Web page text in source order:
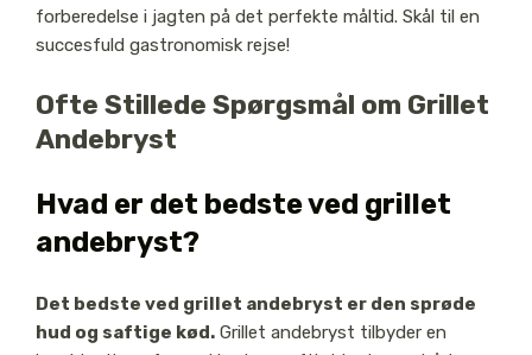
forberedelse i jagten på det perfekte måltid. Skål til en
succesfuld gastronomisk rejse!
Ofte Stillede Spørgsmål om Grillet
Andebryst
Hvad er det bedste ved grillet
andebryst?
Det bedste ved grillet andebryst er den sprøde
hud og saftige kød.Grillet andebryst tilbyder en